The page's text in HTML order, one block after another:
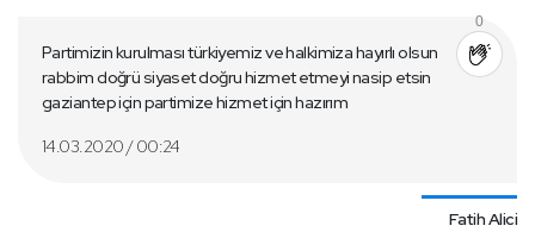
Partimizin kurulması türkiyemiz ve halkimiza hayırlı olsun
rabbim doğrü siyaset doğru hizmet etmeyi nasip etsin
gaziantep için partimize hizmet için hazırım
14.03.2020 / 00:24
0
Fatih Alici